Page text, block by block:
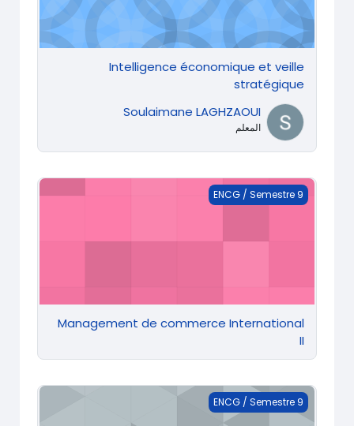
Intelligence économique et veille
stratégique
Soulaimane LAGHZAOUI
المعلم
Management de commerce International II
ENCG / Semestre 9
Management de commerce International
II
oprationnel des Ressources Humaines
ENCG / Semestre 9